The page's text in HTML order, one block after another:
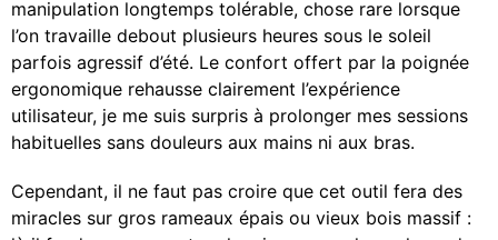
manipulation longtemps tolérable, chose rare lorsque
l’on travaille debout plusieurs heures sous le soleil
parfois agressif d’été. Le confort offert par la poignée
ergonomique rehausse clairement l’expérience
utilisateur, je me suis surpris à prolonger mes sessions
habituelles sans douleurs aux mains ni aux bras.
Cependant, il ne faut pas croire que cet outil fera des
miracles sur gros rameaux épais ou vieux bois massif :